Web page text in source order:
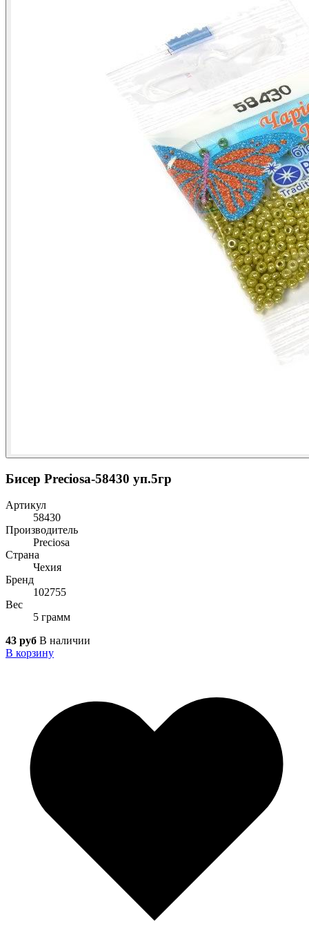
Бисер Preciosa-58430 уп.5гр
Артикул
58430
Производитель
Preciosa
Страна
Чехия
Бренд
102755
Вес
5 грамм
43 руб В наличии
В корзину